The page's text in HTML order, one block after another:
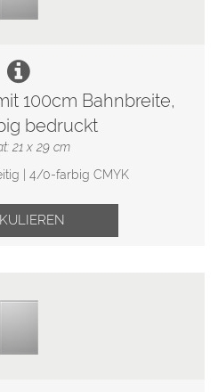
100cm Bahnbreite,
bedruckt
21 x 29 cm
| 4/0-farbig CMYK